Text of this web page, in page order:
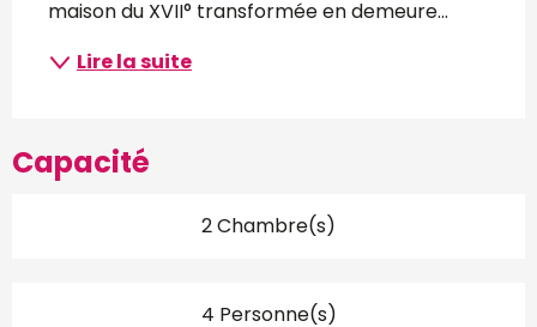
maison du XVII° transformée en demeure...
Lire la suite
Capacité
2 Chambre(s)
4 Personne(s)